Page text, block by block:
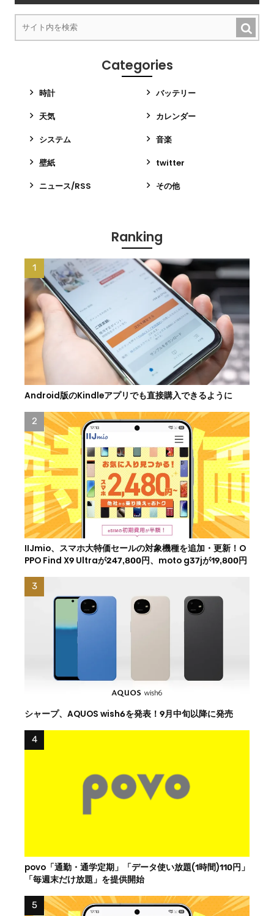
Categories
時計
バッテリー
天気
カレンダー
システム
音楽
壁紙
twitter
ニュース/RSS
その他
Ranking
Android版のKindleアプリでも直接購入できるように
IIJmio、スマホ大特価セールの対象機種を追加・更新！O
PPO Find X9 Ultraが247,800円、moto g37jが19,800円
シャープ、AQUOS wish6を発表！9月中旬以降に発売
povo「通勤・通学定期」「データ使い放題(1時間)110円」
「毎週末だけ放題」を提供開始